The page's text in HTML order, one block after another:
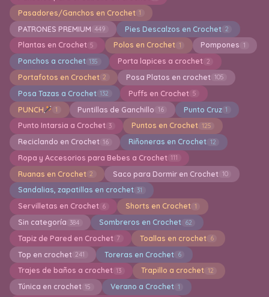
Pasadores/Ganchos en Crochet 1
PATRONES PREMIUM 449 Pies Descalzos en Crochet 2
Plantas en Crochet 5 Polos en Crochet 1 Pompones 1
Ponchos a crochet 135 Porta lapices a crochet 2
Portafotos en Crochet 2 Posa Platos en crochet 105
Posa Tazas a Crochet 132 Puffs en Crochet 5
PUNCH 1 Puntillas de Ganchillo 16 Punto Cruz 1
Punto Intarsia a Crochet 3 Puntos en Crochet 125
Reciclando en Crochet 16 Riñoneras en Crochet 12
Ropa y Accesorios para Bebes a Crochet 111
Ruanas en Crochet 2 Saco para Dormir en Crochet 10
Sandalias, zapatillas en crochet 31
Servilletas en Crochet 6 Shorts en Crochet 1
Sin categoría 384 Sombreros en Crochet 62
Tapiz de Pared en Crochet 7 Toallas en crochet 6
Top en crochet 241 Toreras en Crochet 6
Trajes de baños a crochet 13 Trapillo a crochet 12
Túnica en crochet 15 Verano a Crochet 1